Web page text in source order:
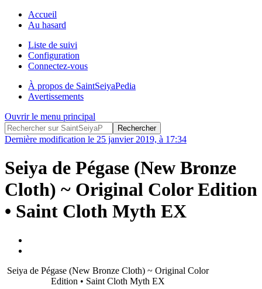
Accueil
Au hasard
Liste de suivi
Configuration
Connectez-vous
À propos de SaintSeiyaPedia
Avertissements
Ouvrir le menu principal
Dernière modification le 25 janvier 2019, à 17:34
Seiya de Pégase (New Bronze
Cloth) ~ Original Color Edition
• Saint Cloth Myth EX
Seiya de Pégase (New Bronze Cloth) ~ Original Color
Edition • Saint Cloth Myth EX